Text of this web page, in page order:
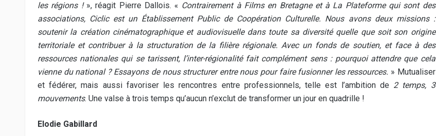
les régions ! », réagit Pierre Dallois. « Contrairement à Films en Bretagne et à La Plateforme qui sont des
associations, Ciclic est un Établissement Public de Coopération Culturelle. Nous avons deux missions :
soutenir la création cinématographique et audiovisuelle dans toute sa diversité quelle que soit son origine
territoriale et contribuer à la structuration de la filière régionale. Avec un fonds de soutien, et face à des
ressources nationales qui se tarissent, l’inter-régionalité fait complément sens : pourquoi attendre que cela
vienne du national ? Essayons de nous structurer entre nous pour faire fusionner les ressources. » Mutualiser
et fédérer, mais aussi favoriser les rencontres entre professionnels, telle est l’ambition de 2 temps, 3
mouvements. Une valse à trois temps qu’aucun n’exclut de transformer un jour en quadrille !
Elodie Gabillard